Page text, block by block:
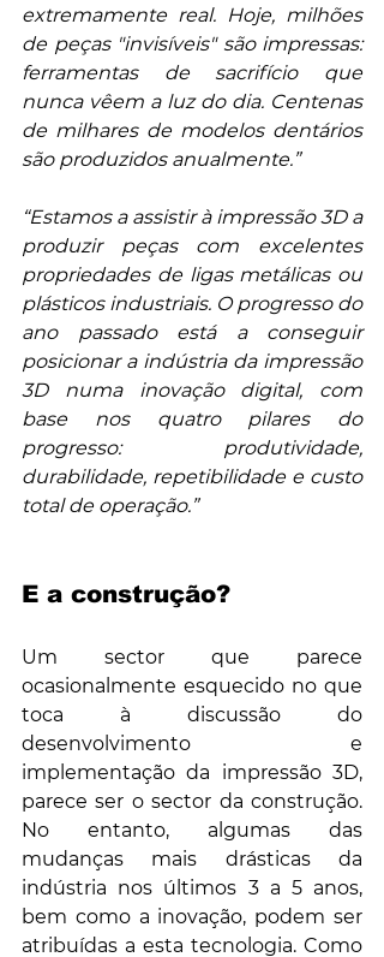
extremamente real. Hoje, milhões
de peças "invisíveis" são impressas:
ferramentas de sacrifício que
nunca vêem a luz do dia. Centenas
de milhares de modelos dentários
são produzidos anualmente.”
“Estamos a assistir à impressão 3D a
produzir peças com excelentes
propriedades de ligas metálicas ou
plásticos industriais. O progresso do
ano passado está a conseguir
posicionar a indústria da impressão
3D numa inovação digital, com
base nos quatro pilares do
progresso: produtividade,
durabilidade, repetibilidade e custo
total de operação.”
E a construção?
Um sector que parece
ocasionalmente esquecido no que
toca à discussão do
desenvolvimento e
implementação da impressão 3D,
parece ser o sector da construção.
No entanto, algumas das
mudanças mais drásticas da
indústria nos últimos 3 a 5 anos,
bem como a inovação, podem ser
atribuídas a esta tecnologia. Como